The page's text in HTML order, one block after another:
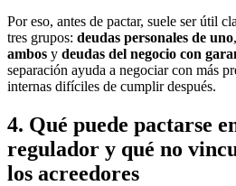
Por eso, antes de pactar, suele ser útil
tres grupos: deudas personales de uno,
ambos y deudas del negocio con
separación ayuda a negociar con más
internas difíciles de cumplir después.
4. Qué puede pactarse
regulador y qué no
los acreedores